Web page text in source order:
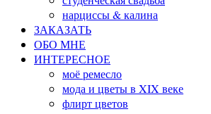
нарциссы & калина
ЗАКАЗАТЬ
ОБО МНЕ
ИНТЕРЕСНОЕ
моё ремесло
мода и цветы в XIX веке
флирт цветов